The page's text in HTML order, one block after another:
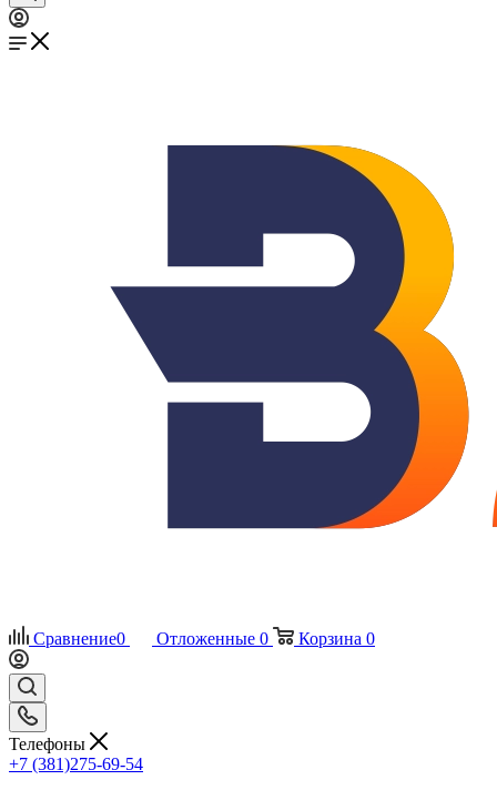
Сравнение0 Отложенные 0 Корзина 0
Телефоны
+7 (381)275-69-54